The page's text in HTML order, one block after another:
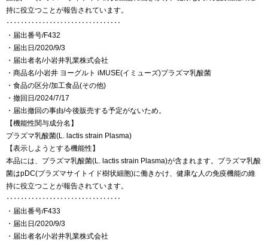
持に役立つことが報告されています。
‥‥‥‥‥‥‥‥‥‥‥‥‥‥‥‥
・届出番号/F432
・届出日/2020/9/3
・届出者名/小岩井乳業株式会社
・商品名/小岩井 ヨーグルト iMUSE(イミューズ)プラズマ乳酸菌
・食品の区分/加工食品(その他)
・撤回日/2024/7/17
・届出撤回の事由/今後販売する予定がないため。
【機能性関与成分名】
プラズマ乳酸菌(L. lactis strain Plasma)
【表示しようとする機能性】
本品には、プラズマ乳酸菌(L. lactis strain Plasma)が含まれます。プラズマ乳酸
菌はpDC(プラズマサイトイド樹状細胞)に働きかけ、健康な人の免疫機能の維
持に役立つことが報告されています。
‥‥‥‥‥‥‥‥‥‥‥‥‥‥‥‥
・届出番号/F433
・届出日/2020/9/3
・届出者名/小岩井乳業株式会社